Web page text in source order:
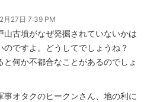
月27日 7:39 PM
山古墳がなぜ発掘されていないかは
のですよ。どうしてでしょうね？
と何か不都合なことがあるのでしょ
事オタクのヒークンさん、地の利に